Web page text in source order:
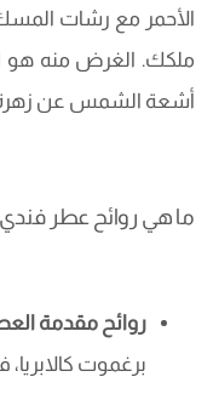
الأحمر مع رشات
ملكك. الغرض منه هو
أشعة الشمس عن
ما هي روائح عطر فندي
روائح مقدمة
برغموت